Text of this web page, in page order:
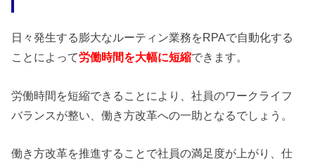
日々発生する膨大なルーティン業務をRPAで自動化する
ことによって労働時間を大幅に短縮できます。
労働時間を短縮できることにより、社員のワークライフ
バランスが整い、働き方改革への一助となるでしょう。
働き方改革を推進することで社員の満足度が上がり、仕